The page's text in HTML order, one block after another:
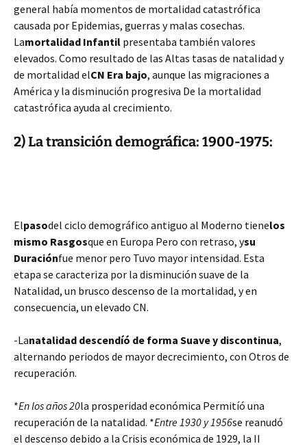
general había momentos de mortalidad catastrófica
causada por Epidemias, guerras y malas cosechas.
Lamortalidad Infantil presentaba también valores
elevados. Como resultado de las Altas tasas de natalidad y
de mortalidad elCN Era bajo, aunque las migraciones a
América y la disminución progresiva De la mortalidad
catastrófica ayuda al crecimiento.
2) La transición demográfica: 1900-1975:
Elpasodel ciclo demográfico antiguo al Moderno tienelos
mismo Rasgosque en Europa Pero con retraso, ysu
Duraciónfue menor pero Tuvo mayor intensidad. Esta
etapa se caracteriza por la disminución suave de la
Natalidad, un brusco descenso de la mortalidad, y en
consecuencia, un elevado CN.
-Lanatalidad descendíó de forma Suave y discontinua,
alternando periodos de mayor decrecimiento, con Otros de
recuperación.
*En los años 20la prosperidad económica Permitíó una
recuperación de la natalidad. *Entre 1930 y 1956se reanudó
el descenso debido a la Crisis económica de 1929, la II